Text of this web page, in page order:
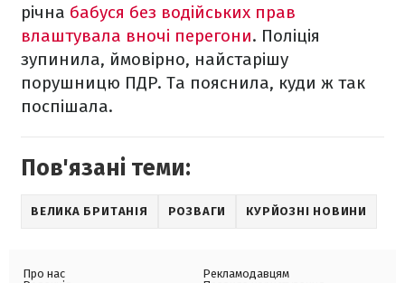
річна бабуся без водійських прав
влаштувала вночі перегони. Поліція
зупинила, ймовірно, найстарішу
порушницю ПДР. Та пояснила, куди ж так
поспішала.
Пов'язані теми:
ВЕЛИКА БРИТАНІЯ РОЗВАГИ КУРЙОЗНІ НОВИНИ
Про нас
Рекламодавцям